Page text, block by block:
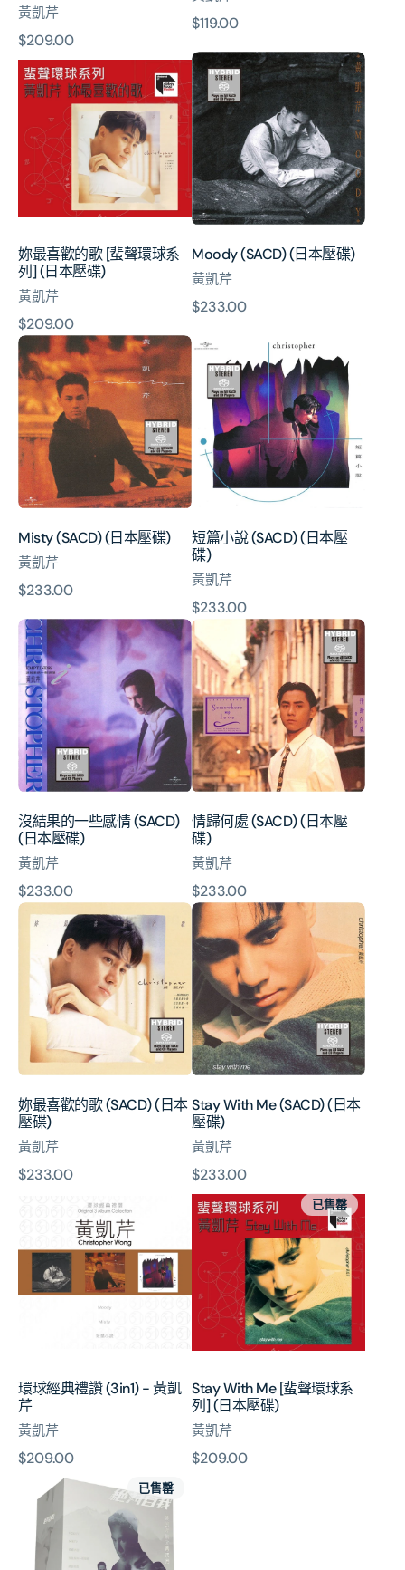
黃凱芹
原
價
$209.00
原
$119.00
妳
最
喜
的
歌
[蜚
聲
環
系
列]
(日
本
壓
碟)
妳最喜歡的歌 [蜚聲環球系
列] (日本壓碟)
黃凱芹
原
價
$209.00
Moody
(SACD)
(日
本
碟)
Moody (SACD) (日本壓碟)
黃凱芹
原
$233.00
Misty
(SACD)
(日
本
壓
碟)
Misty (SACD) (日本壓碟)
黃凱芹
原
$233.00
短
(SACD)
(日
本
碟)
短篇小說 (SACD) (日本壓
碟)
黃凱芹
原
價
$233.00
沒
結
果
的
一
些
感
情
(SACD)
本
壓
碟)
沒結果的一些感情 (SACD)
(日本壓碟)
黃凱芹
原
價
$233.00
情
歸
何
處
(SACD)
(日
本
壓
碟)
情歸何處 (SACD) (日本壓
碟)
黃凱芹
原
價
$233.00
妳
歡
(SACD)
(日
本
碟)
妳最喜歡的歌 (SACD) (日本
壓碟)
黃凱芹
原
$233.00
Stay
With
Me
(SACD)
(日
壓
碟)
Stay With Me (SACD) (日本
壓碟)
黃凱芹
原
價
$233.00
典
讚
芹
環球經典禮讚 (3in1) - 黃凱
芹
黃凱芹
原
$209.00
Stay
With
Me
[蜚
聲
環
球
系
列]
本
壓
碟)
已售罄
Stay With Me [蜚聲環球系
列] (日本壓碟)
黃凱芹
原
$209.00
已售罄